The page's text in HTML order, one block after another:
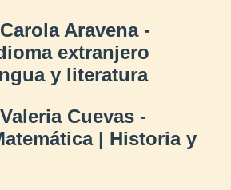
Aravena -
extranjero
y literatura
Cuevas -
| Historia y